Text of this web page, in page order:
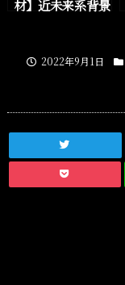
材】近未来系背景
た。 2022年9月1日